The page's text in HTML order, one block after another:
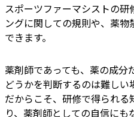
スポーツファーマシストの
ングに関しての規則や、薬
できます。
薬剤師であっても、薬の成
どうかを判断するのは難しい
だからこそ、研修で得られ
り、薬剤師としての自信にも